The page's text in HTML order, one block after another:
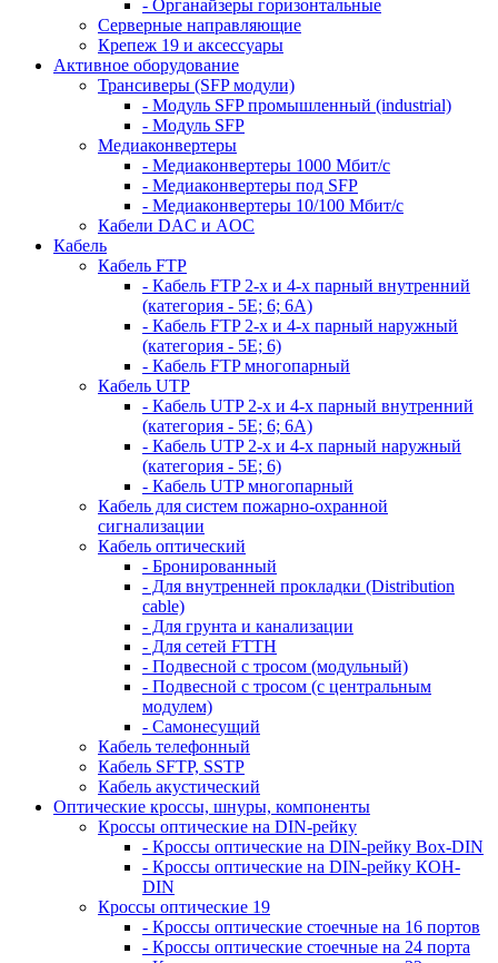
- Органайзеры горизонтальные
Серверные направляющие
Крепеж 19 и аксессуары
Активное оборудование
Трансиверы (SFP модули)
- Модуль SFP промышленный (industrial)
- Модуль SFP
Медиаконвертеры
- Медиаконвертеры 1000 Мбит/с
- Медиаконвертеры под SFP
- Медиаконвертеры 10/100 Мбит/с
Кабели DAC и AOC
Кабель
Кабель FTP
- Кабель FTP 2-х и 4-х парный внутренний
(категория - 5Е; 6; 6А)
- Кабель FTP 2-х и 4-х парный наружный
(категория - 5Е; 6)
- Кабель FTP многопарный
Кабель UTP
- Кабель UTP 2-х и 4-х парный внутренний
(категория - 5Е; 6; 6А)
- Кабель UTP 2-х и 4-х парный наружный
(категория - 5Е; 6)
- Кабель UTP многопарный
Кабель для систем пожарно-охранной
сигнализации
Кабель оптический
- Бронированный
- Для внутренней прокладки (Distribution
cable)
- Для грунта и канализации
- Для сетей FTTH
- Подвесной с тросом (модульный)
- Подвесной с тросом (с центральным
модулем)
- Самонесущий
Кабель телефонный
Кабель SFTP, SSTP
Кабель акустический
Оптические кроссы, шнуры, компоненты
Кроссы оптические на DIN-рейку
- Кроссы оптические на DIN-рейку Box-DIN
- Кроссы оптические на DIN-рейку КОН-
DIN
Кроссы оптические 19
- Кроссы оптические стоечные на 16 портов
- Кроссы оптические стоечные на 24 порта